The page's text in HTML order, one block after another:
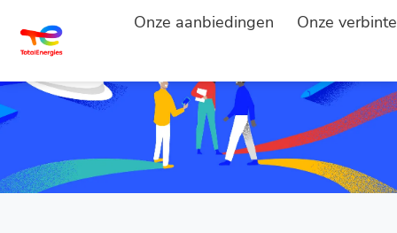
Onze aanbiedingen Onze